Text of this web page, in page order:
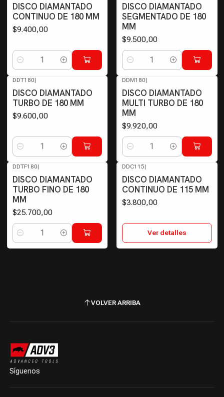
DISCO DIAMANTADO
CONTINUO DE 180 MM
$9.400,00
Cantidad
DISCO DIAMANTADO
SEGMENTADO DE 180
MM
$9.500,00
Cantidad
DDT180|
DISCO DIAMANTADO
TURBO DE 180 MM
$9.600,00
Cantidad
DDM180|
DISCO DIAMANTADO
MULTI TURBO DE 180
MM
$9.920,00
Cantidad
DDTF180|
DISCO DIAMANTADO
TURBO FINO DE 180
MM
$25.700,00
Cantidad
Agotado
DDC115|
DISCO DIAMANTADO
CONTINUO DE 115 MM
$3.800,00
Ver detalles
VOLVER ARRIBA
Síguenos